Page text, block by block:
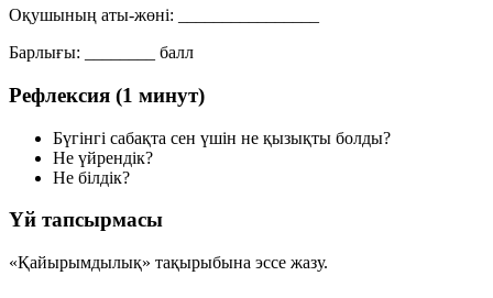
Оқушының аты-жөні:
Барлығы:
________ балл
Рефлексия (1 минут)
Бүгінгі сабақта сен үшін не қызықты болды?
Не үйрендік?
Не білдік?
Үй тапсырмасы
«Қайырымдылық» тақырыбына эссе жазу.